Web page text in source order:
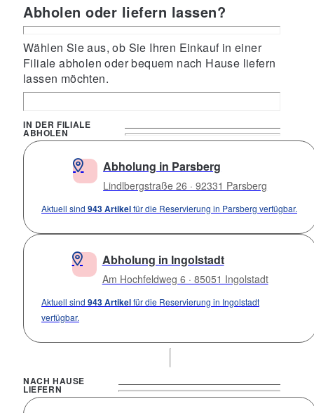
Abholen oder liefern lassen?
Wählen Sie aus, ob Sie Ihren Einkauf in einer
Filiale abholen oder bequem nach Hause liefern
lassen möchten.
IN DER FILIALE
ABHOLEN
Abholung in Parsberg
Lindlbergstraße 26 · 92331 Parsberg
Aktuell sind 943 Artikelfür die Reservierung in Parsberg verfügbar.
Abholung in Ingolstadt
Am Hochfeldweg 6 · 85051 Ingolstadt
Aktuell sind 943 Artikelfür die Reservierung in Ingolstadt
verfügbar.
NACH HAUSE
LIEFERN